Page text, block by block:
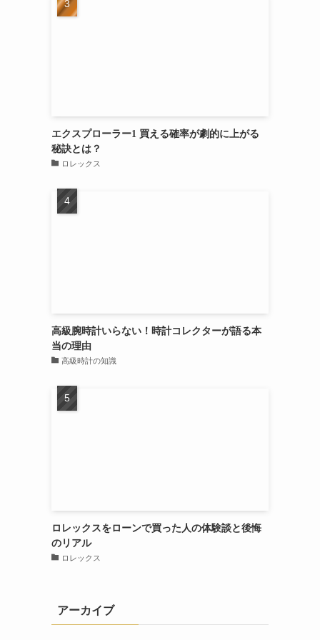
エクスプローラー1 買える確率が劇的に上がる
秘訣とは？
ロレックス
高級腕時計いらない！時計コレクターが語る本
当の理由
高級時計の知識
ロレックスをローンで買った人の体験談と後悔
のリアル
ロレックス
アーカイブ